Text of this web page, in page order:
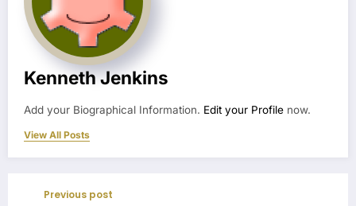
Kenneth Jenkins
Add your Biographical Information. Edit your Profile now.
View All Posts
Previous post